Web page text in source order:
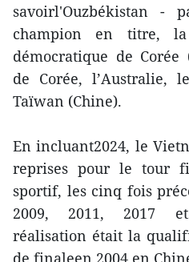
savoirl'Ouzbékistan -
champion en titre, la
démocratique de Corée
de Corée, l’Australie,
Taïwan (Chine).
En incluant2024, le
reprises pour le tour
sportif, les cinq fois
2009, 2011, 2017
réalisation était la
de finaleen 2004 en